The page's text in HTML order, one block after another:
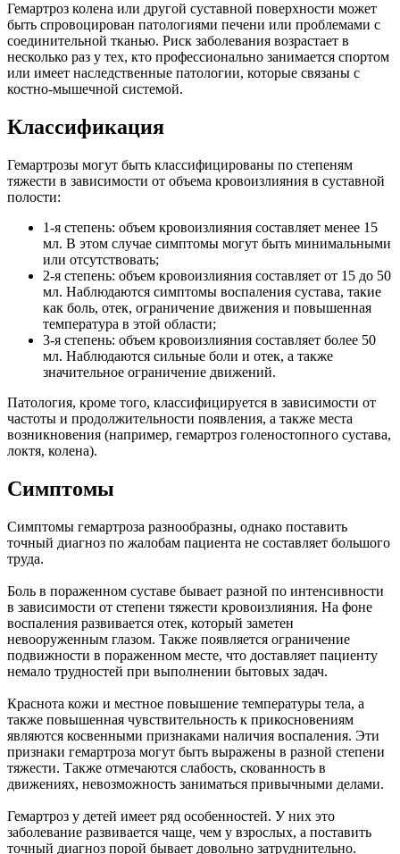
Гемартроз колена или другой суставной поверхности может
быть спровоцирован патологиями печени или проблемами с
соединительной тканью. Риск заболевания возрастает в
несколько раз у тех, кто профессионально занимается спортом
или имеет наследственные патологии, которые связаны с
костно-мышечной системой.
Классификация
Гемартрозы могут быть классифицированы по степеням
тяжести в зависимости от объема кровоизлияния в суставной
полости:
1-я степень: объем кровоизлияния составляет менее 15
мл. В этом случае симптомы могут быть минимальными
или отсутствовать;
2-я степень: объем кровоизлияния составляет от 15 до 50
мл. Наблюдаются симптомы воспаления сустава, такие
как боль, отек, ограничение движения и повышенная
температура в этой области;
3-я степень: объем кровоизлияния составляет более 50
мл. Наблюдаются сильные боли и отек, а также
значительное ограничение движений.
Патология, кроме того, классифицируется в зависимости от
частоты и продолжительности появления, а также места
возникновения (например, гемартроз голеностопного сустава,
локтя, колена).
Симптомы
Симптомы гемартроза разнообразны, однако поставить
точный диагноз по жалобам пациента не составляет большого
труда.
Боль в пораженном суставе бывает разной по интенсивности
в зависимости от степени тяжести кровоизлияния. На фоне
воспаления развивается отек, который заметен
невооруженным глазом. Также появляется ограничение
подвижности в пораженном месте, что доставляет пациенту
немало трудностей при выполнении бытовых задач.
Краснота кожи и местное повышение температуры тела, а
также повышенная чувствительность к прикосновениям
являются косвенными признаками наличия воспаления. Эти
признаки гемартроза могут быть выражены в разной степени
тяжести. Также отмечаются слабость, скованность в
движениях, невозможность заниматься привычными делами.
Гемартроз у детей имеет ряд особенностей. У них это
заболевание развивается чаще, чем у взрослых, а поставить
точный диагноз порой бывает довольно затруднительно.